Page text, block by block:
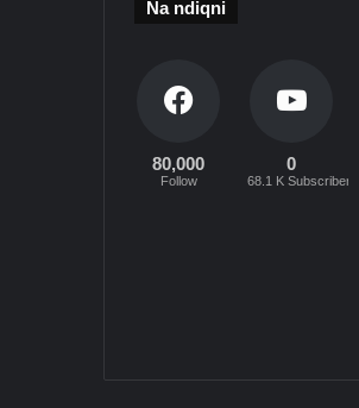
Na ndiqni
80,000
Follow
0
68.1 K Subscribers